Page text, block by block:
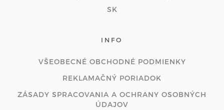
SK
INFO
VŠEOBECNÉ OBCHODNÉ PODMIENKY
REKLAMAČNÝ PORIADOK
ZÁSADY SPRACOVANIA A OCHRANY OSOBNÝCH
ÚDAJOV